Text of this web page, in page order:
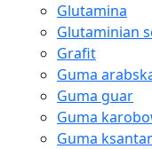
Glutamina
Glutaminian
Grafit
Guma
Guma guar
Guma
Guma